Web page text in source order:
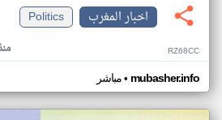
اخبار المغرب
Politics
منذ ٩ RZ68CC
مباشر• mubasher.info